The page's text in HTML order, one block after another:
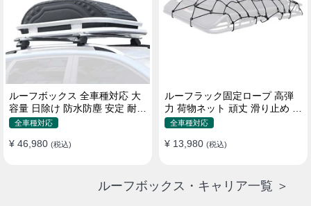
ルーフボックス 全車種対応 大
容量 日除け 防水防塵 安定 耐久
使い便利 折畳式 車用ラゲッジ
全車種対応
¥ 46,980 (税込)
ルーフラック固定ロープ 高弾
力 荷物ネット 頑丈 滑り止め ス
トラップ付き ベースキャリア
全車種対応
¥ 13,980 (税込)
ルーフボックス・キャリア一覧 ＞